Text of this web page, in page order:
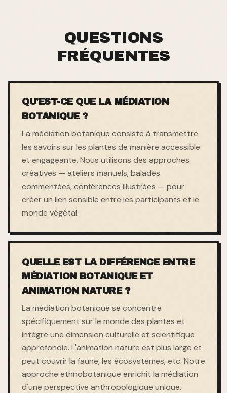
QUESTIONS
FRÉQUENTES
QU'EST-CE QUE LA MÉDIATION
BOTANIQUE ?
La médiation botanique consiste à transmettre
les savoirs sur les plantes de manière accessible
et engageante. Nous utilisons des approches
créatives — ateliers manuels, balades
commentées, conférences illustrées — pour
créer un lien sensible entre les participants et le
monde végétal.
QUELLE EST LA DIFFÉRENCE ENTRE
MÉDIATION BOTANIQUE ET
ANIMATION NATURE ?
La médiation botanique se concentre
spécifiquement sur le monde des plantes et
intègre une dimension culturelle et scientifique
approfondie. L'animation nature est plus large et
peut couvrir la faune, les écosystèmes, etc. Notre
approche ethnobotanique enrichit la médiation
d'une perspective anthropologique unique.